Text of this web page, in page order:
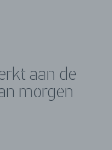
aan de
morgen